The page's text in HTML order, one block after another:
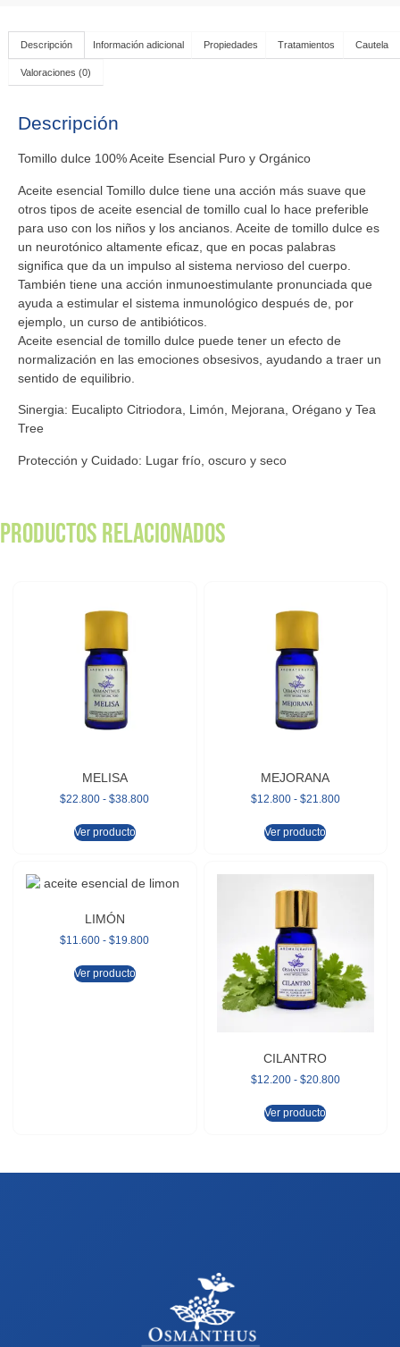
Descripción Información adicional Propiedades Tratamientos Cautela
Valoraciones (0)
Descripción
Tomillo dulce 100% Aceite Esencial Puro y Orgánico
Aceite esencial Tomillo dulce tiene una acción más suave que
otros tipos de aceite esencial de tomillo cual lo hace preferible
para uso con los niños y los ancianos. Aceite de tomillo dulce es
un neurotónico altamente eficaz, que en pocas palabras
significa que da un impulso al sistema nervioso del cuerpo.
También tiene una acción inmunoestimulante pronunciada que
ayuda a estimular el sistema inmunológico después de, por
ejemplo, un curso de antibióticos.
Aceite esencial de tomillo dulce puede tener un efecto de
normalización en las emociones obsesivos, ayudando a traer un
sentido de equilibrio.
Sinergia: Eucalipto Citriodora, Limón, Mejorana, Orégano y Tea
Tree
Protección y Cuidado: Lugar frío, oscuro y seco
Productos relacionados
MELISA
$22.800 - $38.800
Ver producto
MEJORANA
$12.800 - $21.800
Ver producto
LIMÓN
$11.600 - $19.800
Ver producto
CILANTRO
$12.200 - $20.800
Ver producto